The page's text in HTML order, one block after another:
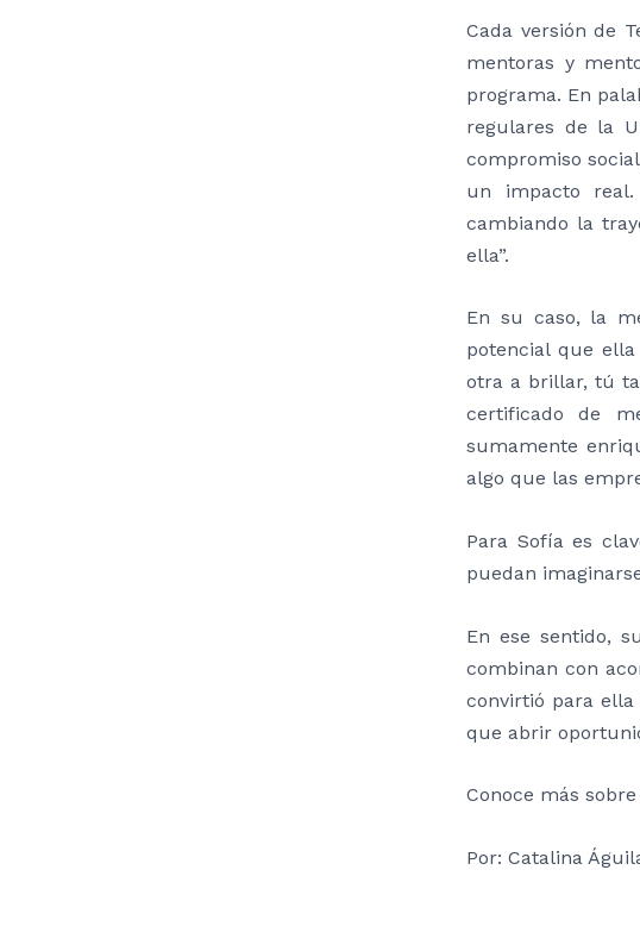
Cada versión de
mentoras y
programa. En
regulares de la
compromiso
un impacto real.
cambiando la
ella”.
En su caso, la
potencial que
otra a brillar, tú
certificado de
sumamente
algo que las
Para Sofía es
puedan
En ese sentido,
combinan con
convirtió para ella
que abrir
Conoce más
Por: Catalina